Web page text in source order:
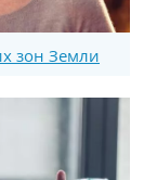
зон Земли